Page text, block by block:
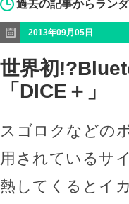
過去の記事からラン
2013年09月05日
世界初
「DICE＋」
スゴロクなどの
用されているサ
熱してくるとイ